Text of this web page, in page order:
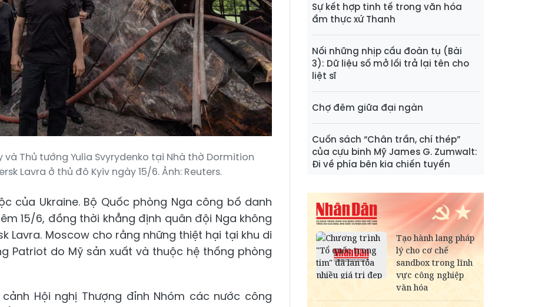
Thủ tướng Yulia Svyrydenko tại Nhà thờ Dormition
Lavra ở thủ đô Kyiv ngày 15/6. Ảnh: Reuters.
của Ukraine. Bộ Quốc phòng Nga công bố danh
15/6, đồng thời khẳng định quân đội Nga không
Lavra. Moscow cho rằng những thiệt hại tại khu di
Patriot do Mỹ sản xuất và thuộc hệ thống phòng
Hội nghị Thượng đỉnh Nhóm các nước công
Sự kết hợp tinh tế trong văn hóa
ẩm thực xứ Thanh
Nối những nhịp cầu đoàn tụ (Bài
3): Dữ liệu số mở lối trả lại tên cho
liệt sĩ
Chợ đêm giữa đại ngàn
Cuốn sách “Chân trần, chí thép”
của cựu binh Mỹ James G. Zumwalt:
Đi về phía bên kia chiến tuyến